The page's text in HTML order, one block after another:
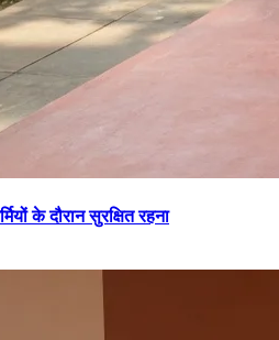
के दौरान सुरक्षित रहना